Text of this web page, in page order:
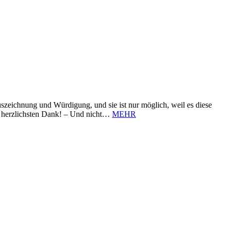
und Würdigung, und sie ist nur möglich, weil es diese
herzlichsten Dank! – Und nicht… MEHR